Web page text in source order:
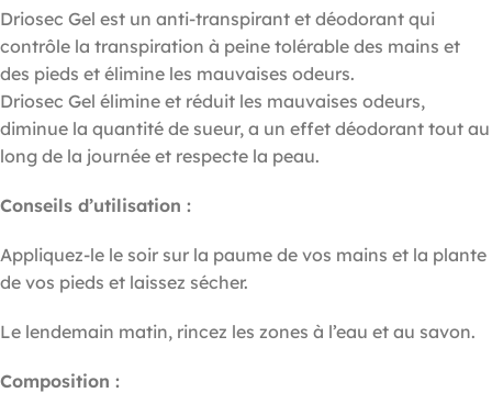
Driosec Gel est un anti-transpirant et déodorant qui
contrôle la transpiration à peine tolérable des mains et
des pieds et élimine les mauvaises odeurs.
Driosec Gel élimine et réduit les mauvaises odeurs,
diminue la quantité de sueur, a un effet déodorant tout au
long de la journée et respecte la peau.
Conseils d’utilisation :
Appliquez-le le soir sur la paume de vos mains et la plante
de vos pieds et laissez sécher.
Le lendemain matin, rincez les zones à l’eau et au savon.
Composition :